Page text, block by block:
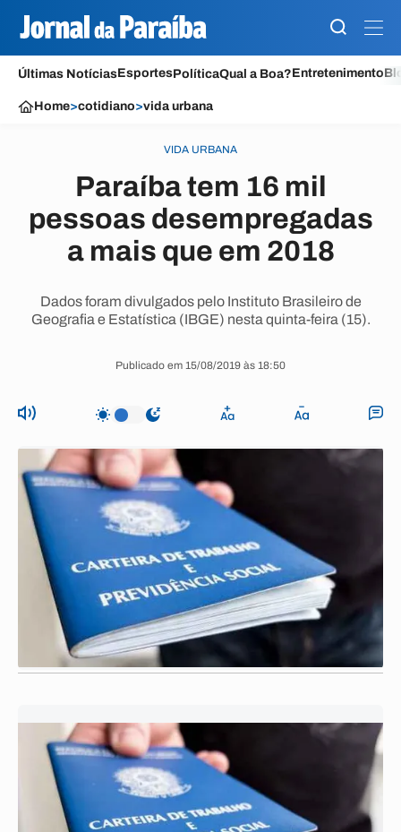
Últimas NotíciasEsportesPolíticaQual a Boa?Entretenimento
Home>cotidiano>vida urbana
VIDA URBANA
Paraíba tem 16 mil
pessoas desempregadas
a mais que em 2018
Dados foram divulgados pelo Instituto Brasileiro de
Geografia e Estatística (IBGE) nesta quinta-feira (15).
Publicado em 15/08/2019 às 18:50